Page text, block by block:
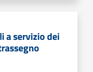
a servizio dei